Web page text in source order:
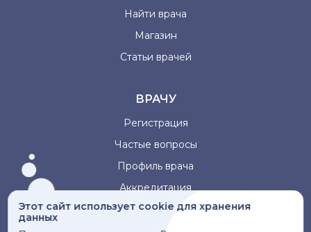
Этот сайт использует cookie для хранения
данных
Найти врача
Магазин
Статьи врачей
ВРАЧУ
Регистрация
Частые вопросы
Профиль врача
Аккредитация
Информация, представленная на сайте, не может быть